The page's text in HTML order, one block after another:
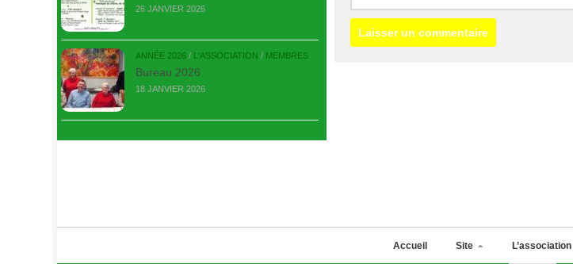
26 JANVIER 2026
ANNÉE 2026 / L'ASSOCIATION / MEMBRES
Bureau 2026
18 JANVIER 2026
Accueil Site L’association